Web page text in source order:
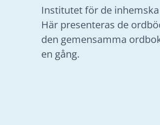
Institutet för de
Här presenteras de
den gemensamma
en gång.